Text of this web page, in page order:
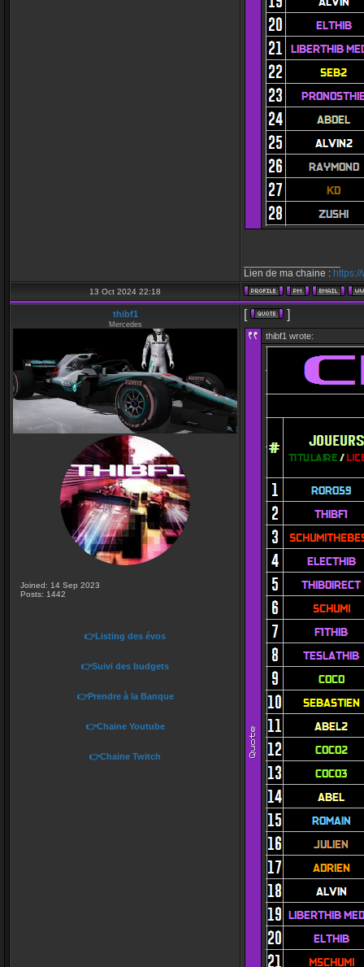
Lien de ma chaine :
13 Oct 2024 22:18
thibf1
Mercedes
Joined: 14 Sep 2023
Posts: 1442
👉Listing des évos
👉Suivi des budgets
👉Prendre à la Banque
👉Chaine Youtube
👉Chaine Twitch
[ ]
thibf1 wrote: